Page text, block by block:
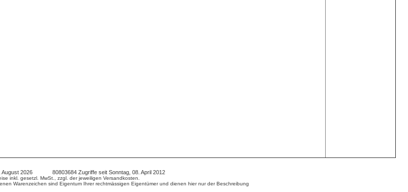
August 2026 80803684 Zugriffe seit Sonntag, 08. April 2012
inkl. gesetzl. MwSt., zzgl. der jeweiligen Versandkosten.
Warenzeichen sind Eigentum Ihrer rechtmässigen Eigentümer und dienen hier nur der Beschreibung